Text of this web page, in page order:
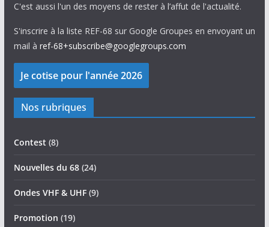
C'est aussi l'un des moyens de rester à l’affut de l'actualité.
S'inscrire à la liste REF-68 sur Google Groupes en envoyant un
mail à ref-68+subscribe@googlegroups.com
Nos rubriques
Contest (8)
Nouvelles du 68(24)
Ondes VHF & UHF(9)
Promotion (19)